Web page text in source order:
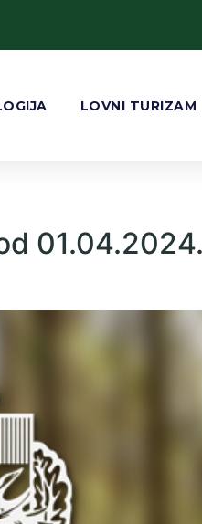
LOVNI TURIZAM